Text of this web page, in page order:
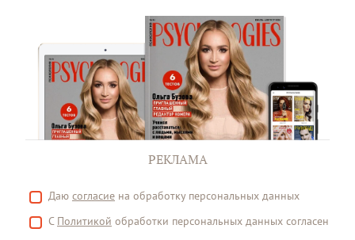
РЕКЛАМА
Даю согласие на обработку персональных данных
С Политикой обработки персональных данных согласен